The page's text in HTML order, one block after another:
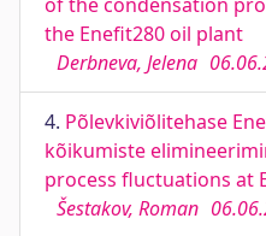
the Enefit280 oil plant
Derbneva, Jelena
4. Põlevkiviõlitehase
kõikumiste
process fluctuations at
Šestakov, Roman